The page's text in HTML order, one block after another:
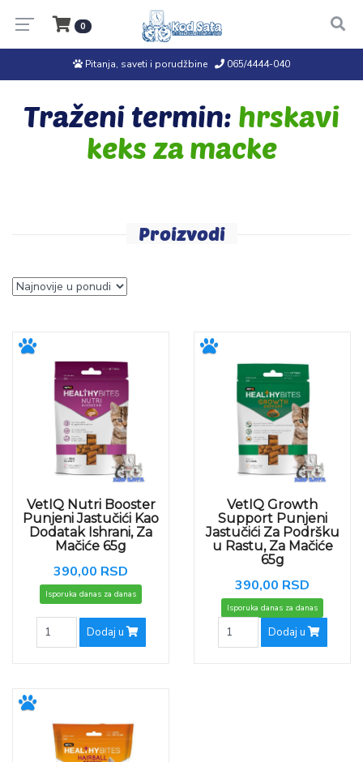
0
Pitanja, saveti i porudžbine 065/4444-040
Traženi termin: hrskavi
keks za macke
Proizvodi
VetIQ Nutri Booster
Punjeni Jastučići Kao
Dodatak Ishrani, Za
Mačiće 65g
390,00 RSD
Isporuka danas za danas
Dodaj u
VetIQ Growth
Support Punjeni
Jastučići Za Podršku
u Rastu, Za Mačiće
65g
390,00 RSD
Isporuka danas za danas
Dodaj u